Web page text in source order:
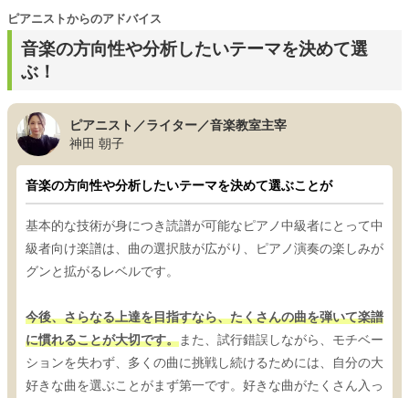
音楽の方向性や分析したいテーマを決めて選
ぶ！
ピアニストからのアドバイス
ピアニスト／ライター／音楽教室主宰
神田 朝子
音楽の方向性や分析したいテーマを決めて選ぶことが
基本的な技術が身につき読譜が可能なピアノ中級者にとって中
級者向け楽譜は、曲の選択肢が広がり、ピアノ演奏の楽しみが
グンと拡がるレベルです。
今後、さらなる上達を目指すなら、たくさんの曲を弾いて楽譜
に慣れることが大切です。また、試行錯誤しながら、モチベー
ションを失わず、多くの曲に挑戦し続けるためには、自分の大
好きな曲を選ぶことがまず第一です。好きな曲がたくさん入っ